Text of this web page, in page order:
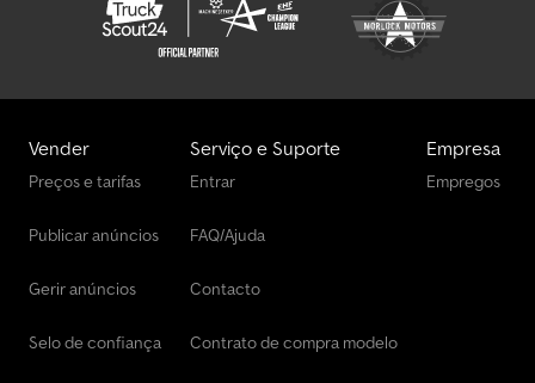
Vender
Preços e tarifas
Publicar anúncios
Gerir anúncios
Selo de confiança
Serviço e Suporte
Entrar
FAQ/Ajuda
Contacto
Contrato de compra modelo
Empresa
Empregos